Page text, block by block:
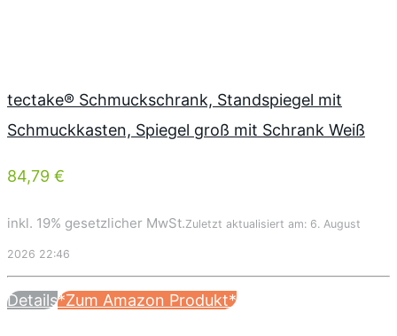
tectake® Schmuckschrank, Standspiegel mit
Schmuckkasten, Spiegel groß mit Schrank Weiß
84,79 €
inkl. 19% gesetzlicher MwSt.Zuletzt aktualisiert am: 6. August
2026 22:46
Details*Zum Amazon Produkt*